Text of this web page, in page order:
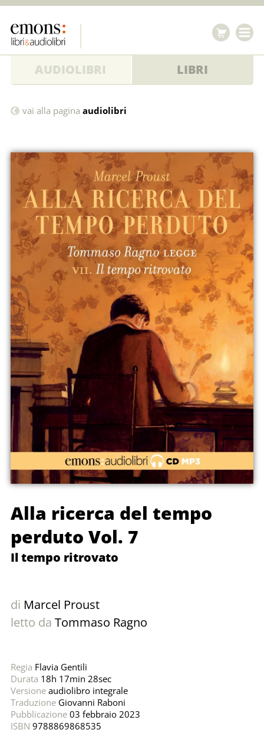
AUDIOLIBRI LIBRI
Alla
del
tempo
perduto
Vol.
7
vai alla pagina audiolibri
Alla ricerca del tempo
perduto Vol. 7
Il tempo ritrovato
di Marcel Proust
letto da Tommaso Ragno
Regia Flavia Gentili
Durata 18h 17min 28sec
Versioneaudiolibro integrale
TraduzioneGiovanni Raboni
Pubblicazione03 febbraio 2023
ISBN 9788869868535